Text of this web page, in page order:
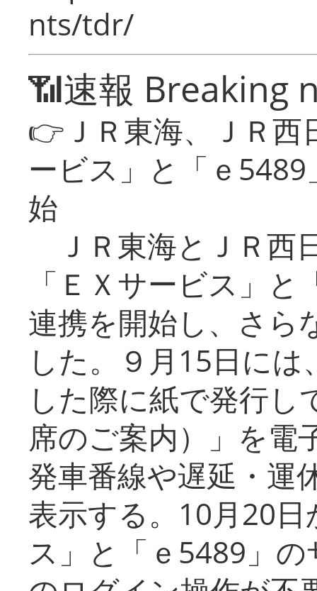
nts/tdr/
📶速報 Breaking
👉ＪＲ東海、ＪＲ
ービス」と「ｅ
始
ＪＲ東海とＪＲ西
「ＥＸサービス」
連携を開始し、さら
した。９月15日に
した際に紙で発行し
席のご案内）」を電
発車番線や遅延・運
表示する。10月20
ス」と「ｅ5489」